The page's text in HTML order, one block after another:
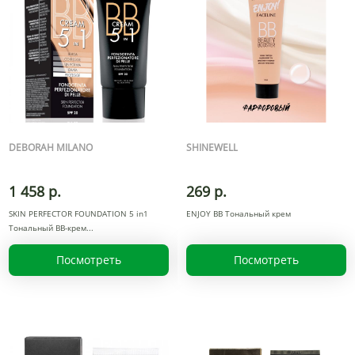
DEBORAH MILANO
1 458 р.
SKIN PERFECTOR FOUNDATION 5 in1
Тональный ВВ-крем
Посмотреть
SHINEWELL
269 р.
ENJOY BB Тональный крем
Посмотреть